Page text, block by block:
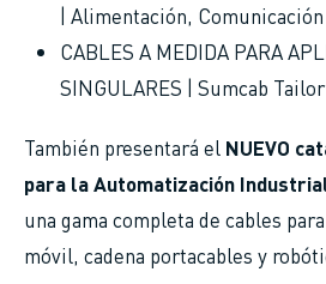
| Alimentación,
CABLES A MEDIDA PARA
SINGULARES | Sumcab
También presentará el NUEVO
para la Automatización
una gama completa de cables
móvil, cadena portacables y